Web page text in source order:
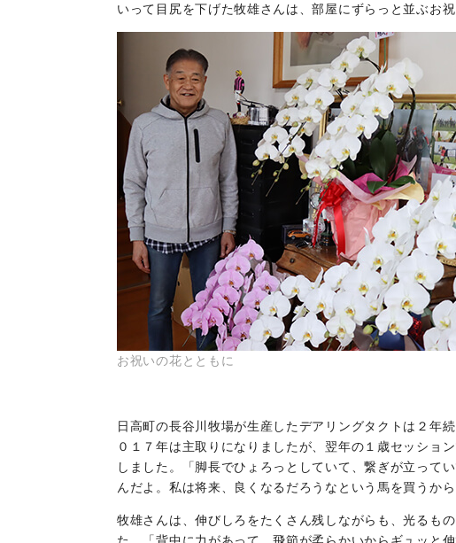
いって目尻を下げた牧雄さんは、部屋にずらっと並ぶお
お祝いの花とともに
日高町の長谷川牧場が生産したデアリングタクトは２年
０１７年は主取りになりましたが、翌年の１歳セッショ
しました。「脚長でひょろっとしていて、繋ぎが立って
んだよ。私は将来、良くなるだろうなという馬を買うから
牧雄さんは、伸びしろをたくさん残しながらも、光るも